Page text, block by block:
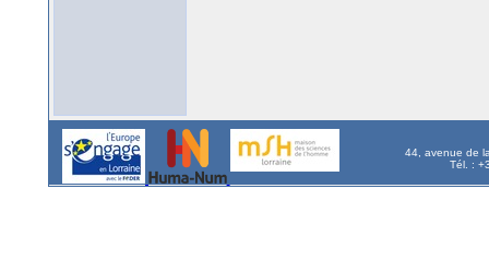
44, avenue de
Tél. :